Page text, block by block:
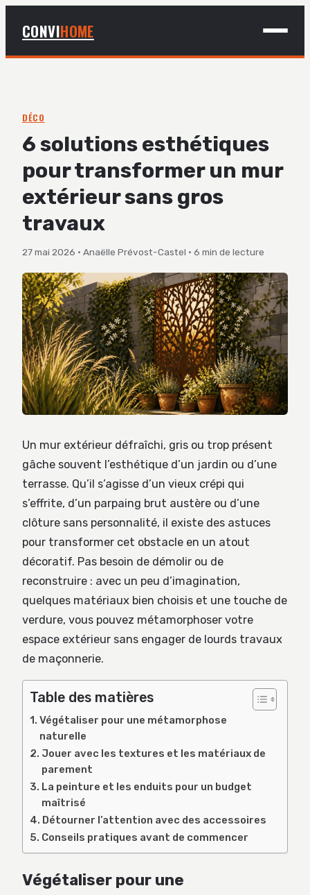
CONVIHOME
BRICOLAGE
DÉCO
JARDINAGE
DÉCO
6 solutions esthétiques
pour transformer un mur
extérieur sans gros
travaux
27 mai 2026 · Anaëlle Prévost-Castel · 6 min de lecture
Un mur extérieur défraîchi, gris ou trop présent
gâche souvent l’esthétique d’un jardin ou d’une
terrasse. Qu’il s’agisse d’un vieux crépi qui
s’effrite, d’un parpaing brut austère ou d’une
clôture sans personnalité, il existe des astuces
pour transformer cet obstacle en un atout
décoratif. Pas besoin de démolir ou de
reconstruire : avec un peu d’imagination,
quelques matériaux bien choisis et une touche de
verdure, vous pouvez métamorphoser votre
espace extérieur sans engager de lourds travaux
de maçonnerie.
Table des matières
Végétaliser pour une métamorphose
naturelle
Jouer avec les textures et les matériaux de
parement
La peinture et les enduits pour un budget
maîtrisé
Détourner l’attention avec des accessoires
Conseils pratiques avant de commencer
Végétaliser pour une